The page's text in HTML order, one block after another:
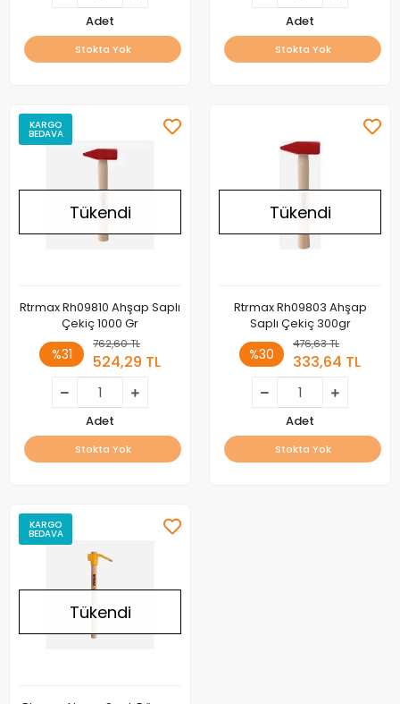
Adet
Stokta Yok
Adet
Stokta Yok
KARGO
BEDAVA
Tükendi
Rtrmax Rh09810 Ahşap Saplı
Çekiç 1000 Gr
%31
762,60 TL
524,29 TL
Adet
Stokta Yok
Tükendi
Rtrmax Rh09803 Ahşap
Saplı Çekiç 300gr
%30
476,63 TL
333,64 TL
Adet
Stokta Yok
KARGO
BEDAVA
Tükendi